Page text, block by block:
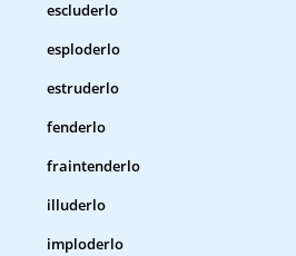
escluderlo
esploderlo
estruderlo
fenderlo
fraintenderlo
illuderlo
imploderlo